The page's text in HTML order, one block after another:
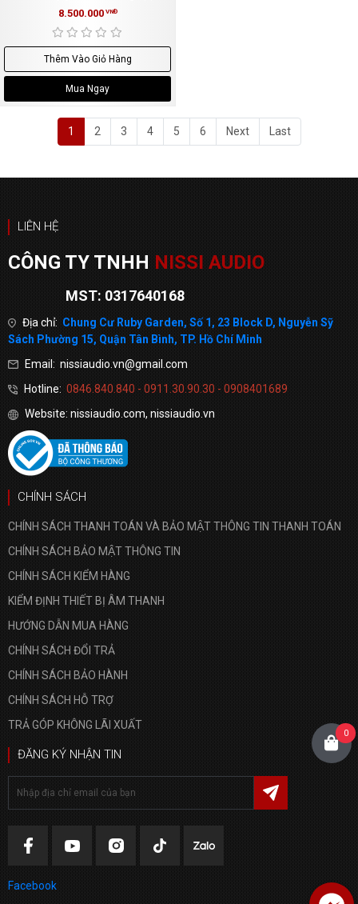
8.500.000 VNĐ
Thêm Vào Giỏ Hàng
Mua Ngay
1 2 3 4 5 6 Next Last
LIÊN HỆ
CÔNG TY TNHH NISSI AUDIO
MST: 0317640168
Địa chỉ: Chung Cư Ruby Garden, Số 1, 23 Block D, Nguyễn Sỹ
Sách Phường 15, Quận Tân Bình, TP. Hồ Chí Minh
Email: nissiaudio.vn@gmail.com
Hotline: 0846.840.840 - 0911.30.90.30 - 0908401689
Website: nissiaudio.com, nissiaudio.vn
CHÍNH SÁCH
CHÍNH SÁCH THANH TOÁN VÀ BẢO MẬT THÔNG TIN THANH TOÁN
CHÍNH SÁCH BẢO MẬT THÔNG TIN
CHÍNH SÁCH KIỂM HÀNG
KIỂM ĐỊNH THIẾT BỊ ÂM THANH
HƯỚNG DẪN MUA HÀNG
CHÍNH SÁCH ĐỔI TRẢ
CHÍNH SÁCH BẢO HÀNH
CHÍNH SÁCH HỖ TRỢ
TRẢ GÓP KHÔNG LÃI XUẤT
ĐĂNG KÝ NHẬN TIN
Facebook
0